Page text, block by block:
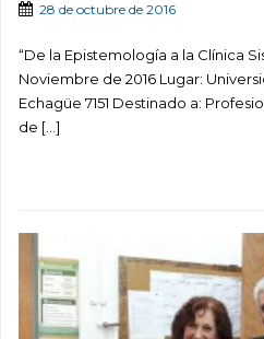
28 de octubre de 2016
“De la Epistemología a la Clínica
Noviembre de 2016 Lugar:
Echagüe 7151 Destinado a:
de […]